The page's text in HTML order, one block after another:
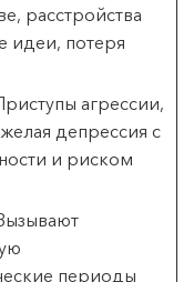
расстройства
идеи, потеря
агрессии,
депрессия с
и риском
периоды